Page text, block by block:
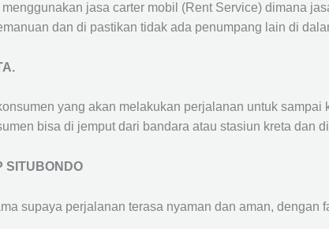
jasa carter mobil (Rent Service) dimana
dan di pastikan tidak ada penumpang lain di
yang akan melakukan perjalanan untuk
bisa di jemput dari bandara atau stasiun kreta dan
SITUBONDO
supaya perjalanan terasa nyaman dan aman, dengan